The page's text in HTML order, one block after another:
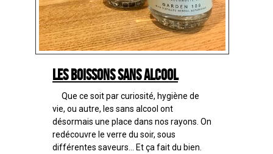
Les boissons sans alcool
Que ce soit par curiosité, hygiène de
vie, ou autre, les sans alcool ont
désormais une place dans nos rayons. On
redécouvre le verre du soir, sous
différentes saveurs... Et ça fait du bien.